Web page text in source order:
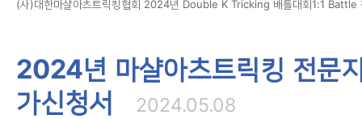
(사)대한마샬아츠트릭킹협회 2024년 Double K Tricking 배틀대회1:1
2024년 마샬아츠트릭킹 전문
가신청서
2024.05.08